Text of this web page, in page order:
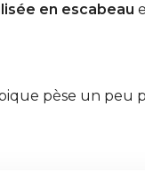
en escabeau
pèse un peu